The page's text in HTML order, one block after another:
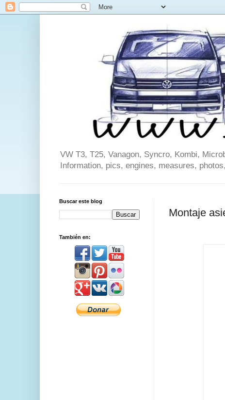
VW T3, T25, Vanagon, Syncro, Kombi,
Information, pics, engines, measures,
Montaje
Buscar este blog
También en: